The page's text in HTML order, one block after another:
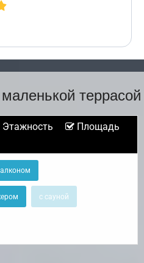
террасой
Этажность
Площадь
с сауной